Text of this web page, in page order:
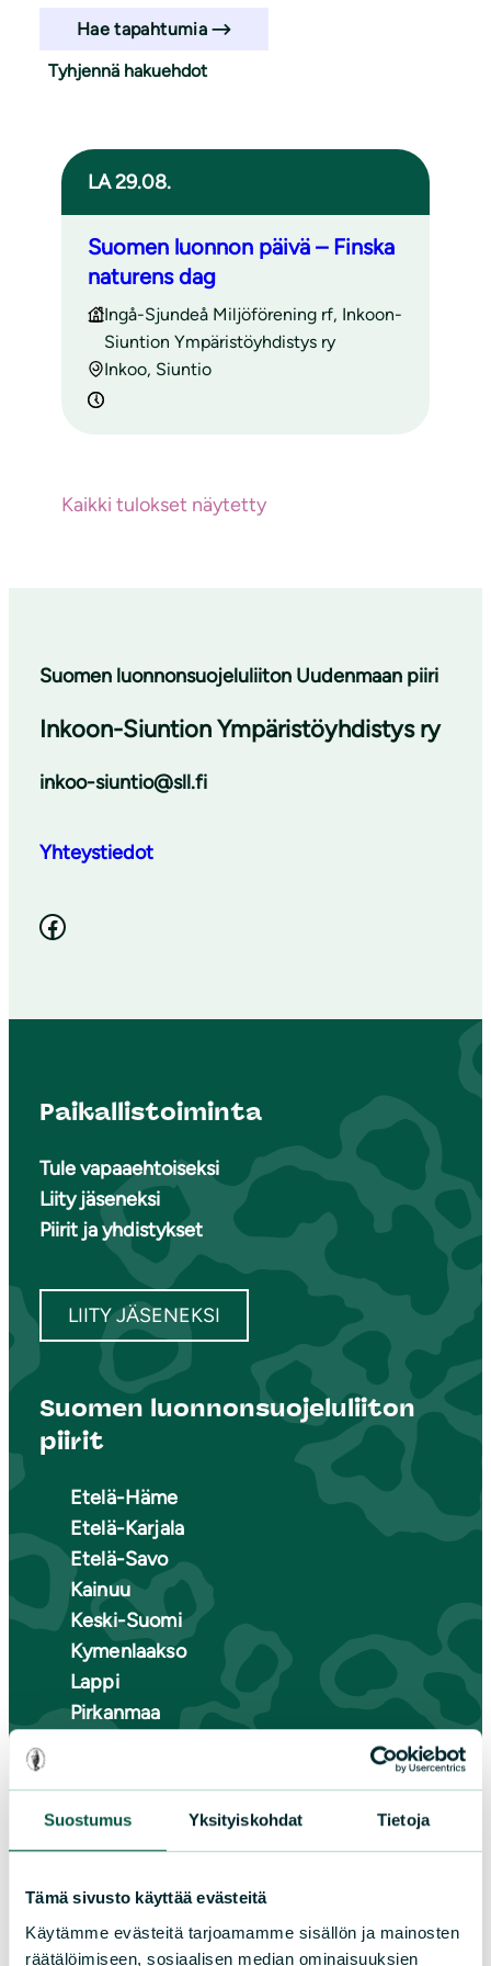
Suostumus Yksityiskohdat Tietoja
Tämä sivusto käyttää evästeitä
Käytämme evästeitä tarjoamamme sisällön ja mainosten
räätälöimiseen, sosiaalisen median ominaisuuksien
Hae tapahtumia
Tyhjennä hakuehdot
Haun tulokset
LA 29.08.
Suomen luonnon päivä – Finska
naturens dag
Ingå-Sjundeå Miljöförening rf, Inkoon-
Siuntion Ympäristöyhdistys ry
Inkoo, Siuntio
Kaikki tulokset näytetty
Suomen luonnonsuojeluliiton Uudenmaan piiri
Inkoon-Siuntion Ympäristöyhdistys ry
inkoo-siuntio@sll.fi
Yhteystiedot
Facebook
Paikallistoiminta
Tule vapaaehtoiseksi
Liity jäseneksi
Piirit ja yhdistykset
LIITY JÄSENEKSI
Suomen luonnonsuojeluliiton
piirit
Etelä-Häme
Etelä-Karjala
Etelä-Savo
Kainuu
Keski-Suomi
Kymenlaakso
Lappi
Pirkanmaa
Uusimaa
Varsinais-Suomi